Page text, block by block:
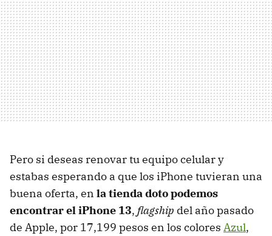
Pero si deseas renovar tu equipo celular y
estabas esperando a que los iPhone tuvieran una
buena oferta, en la tienda doto podemos
encontrar el iPhone 13, flagship del año pasado
de Apple, por 17,199 pesos en los colores Azul,